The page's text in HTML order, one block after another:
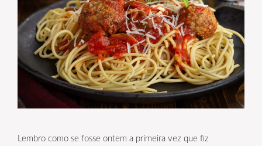
Lembro como se fosse ontem a primeira vez que fiz